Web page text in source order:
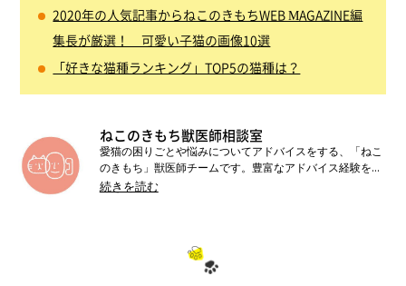
2020年の人気記事からねこのきもちWEB MAGAZINE編
集長が厳選！ 可愛い子猫の画像10選
「好きな猫種ランキング」TOP5の猫種は？
ねこのきもち獣医師相談室
愛猫の困りごとや悩みについてアドバイスをする、「ねこ
のきもち」獣医師チームです。豊富なアドバイス経験をも
とにした丁寧な情報発信を心がけています。
続きを読む